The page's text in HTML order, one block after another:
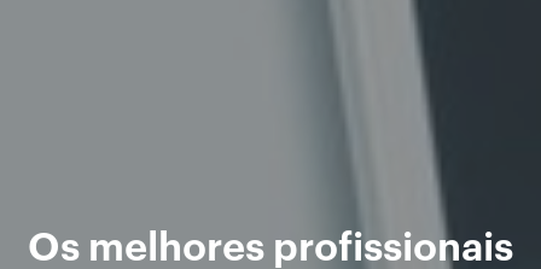
Os melhores profissionais